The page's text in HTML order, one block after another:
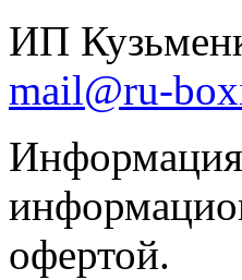
ИП
mail@ru-
Информация
офертой.